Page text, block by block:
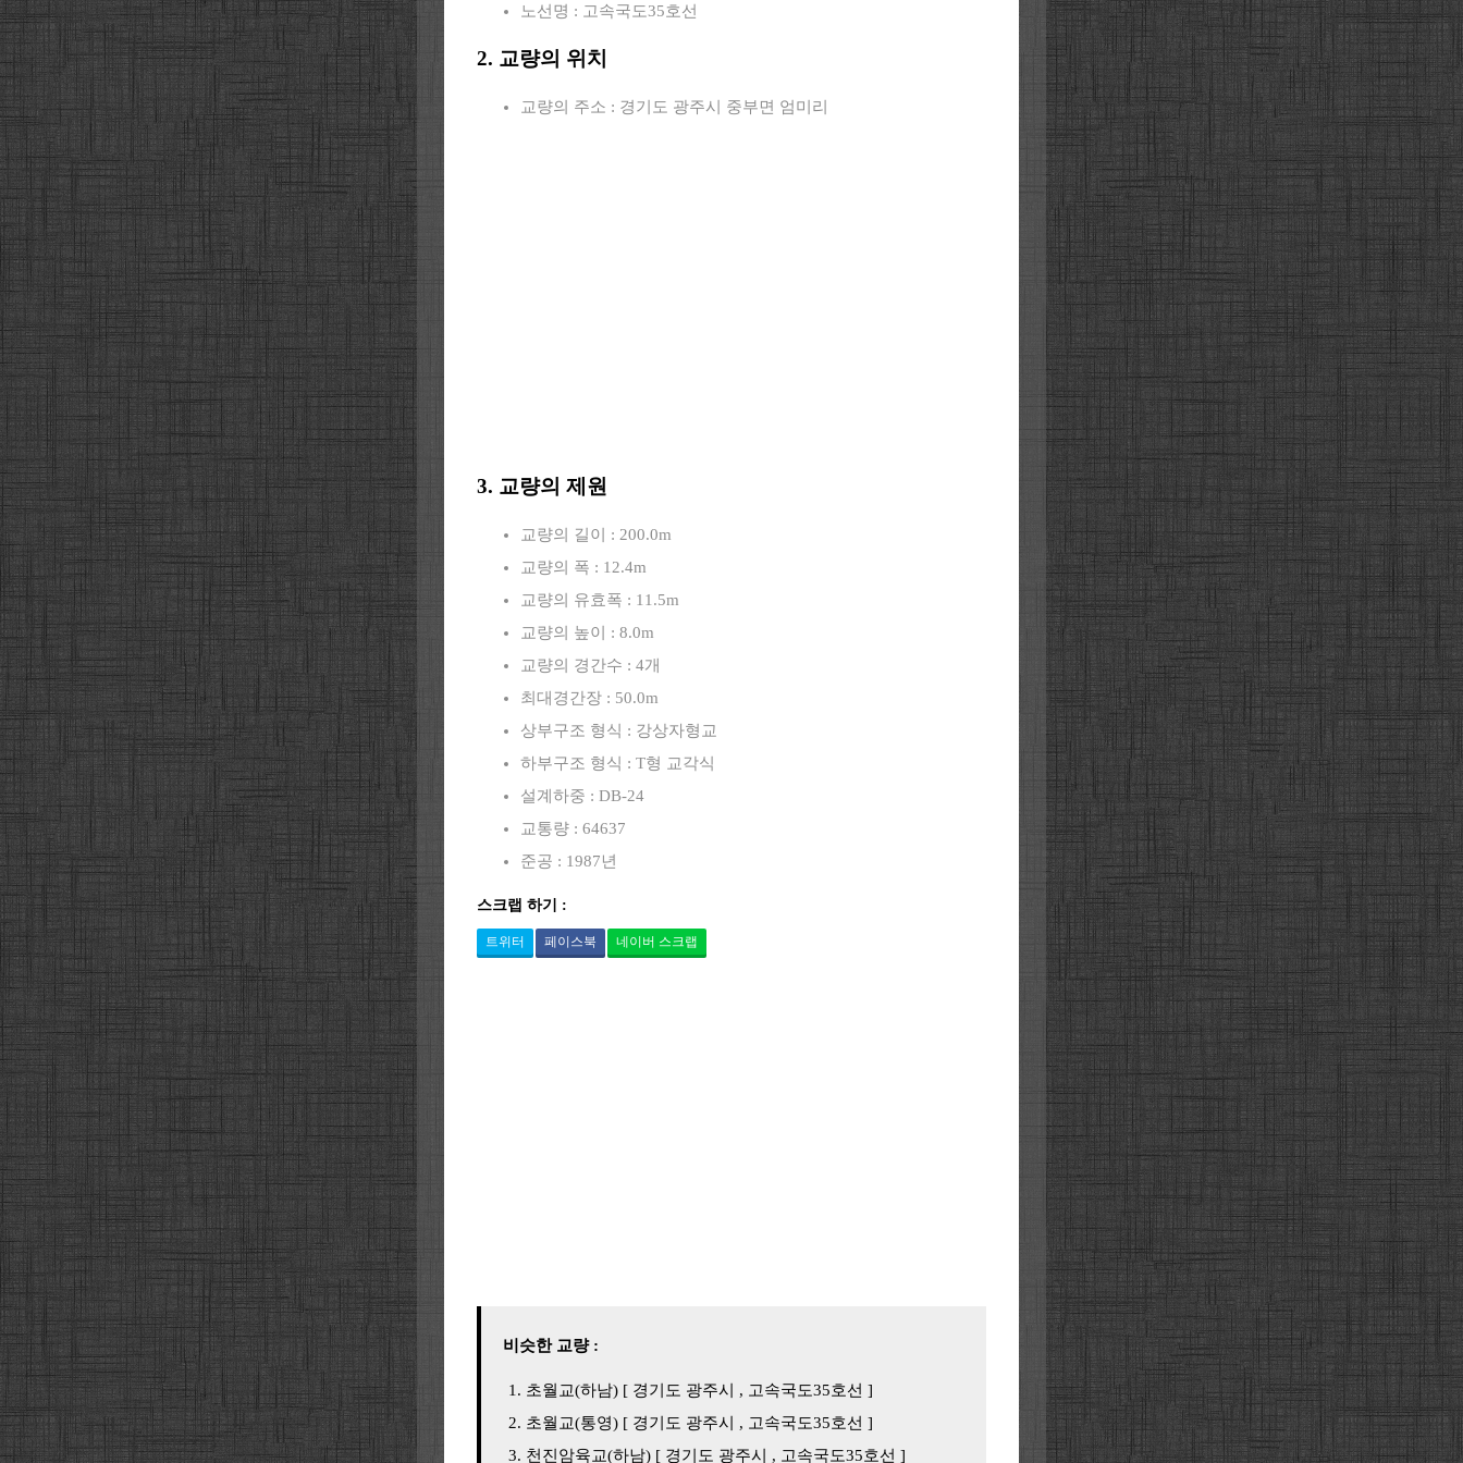
노선명 : 고속국도35호선
2. 교량의 위치
교량의 주소 : 경기도 광주시 중부면 엄미리
3. 교량의 제원
교량의 길이 : 200.0m
교량의 폭 : 12.4m
교량의 유효폭 : 11.5m
교량의 높이 : 8.0m
교량의 경간수 : 4개
최대경간장 : 50.0m
상부구조 형식 : 강상자형교
하부구조 형식 : T형 교각식
설계하중 : DB-24
교통량 : 64637
준공 : 1987년
스크랩 하기 :
트위터 페이스북 네이버 스크랩
비슷한 교량 :
초월교(하남) [ 경기도 광주시 , 고속국도35호선 ]
초월교(통영) [ 경기도 광주시 , 고속국도35호선 ]
천진암육교(하남) [ 경기도 광주시 , 고속국도35호선 ]